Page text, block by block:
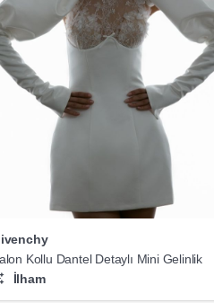
Kollu Dantel Detaylı Mini Gelinlik
İlham